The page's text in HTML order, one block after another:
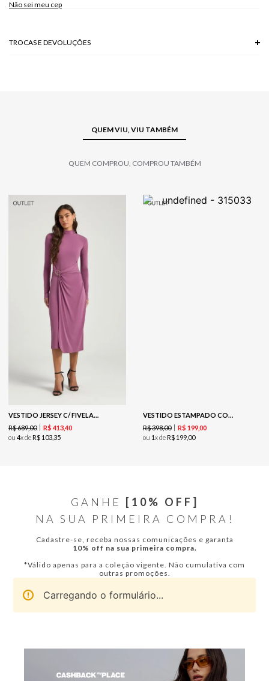
Não sei meu cep
TROCAS E DEVOLUÇÕES
QUEM VIU, VIU TAMBÉM
QUEM COMPROU, COMPROU TAMBÉM
VESTIDO JERSEY C/ FIVELA - LUXO
R$689,00 R$ 41340
ou 4x deR$ 10335
VESTIDO ESTAMPADO COM ARGOLA E AMARRAÇÃO FRONTAL-EST CASHMERE PINCELADO
R$398,00 R$ 19900
ou 1x deR$ 199 00
GANHE
[10% OFF]
NA SUA PRIMEIRA COMPRA!
Cadastre-se, receba nossas comunicações e garanta
10% off na sua primeira compra.
*Válido apenas para a coleção vigente. Não cumulativa com
outras promoções.
Carregando o formulário...